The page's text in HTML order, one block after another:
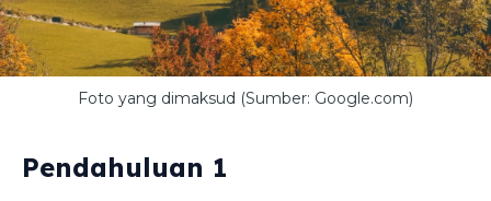
Foto yang dimaksud (Sumber: Google.com)
Pendahuluan 1